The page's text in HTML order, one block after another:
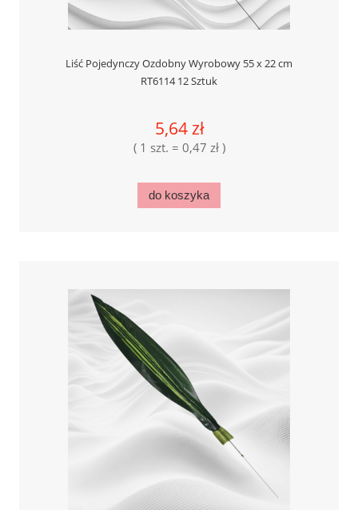
Liść Pojedynczy Ozdobny Wyrobowy 55 x 22 cm
RT6114 12 Sztuk
5,64 zł
( 1 szt. = 0,47 zł )
do koszyka